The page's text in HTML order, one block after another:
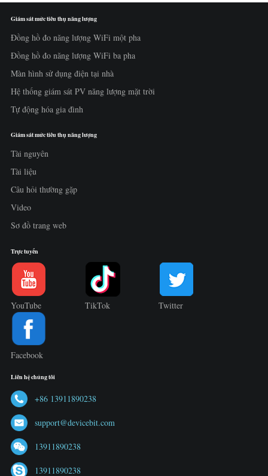
Giám sát mức tiêu thụ năng lượng
Đồng hồ đo năng lượng WiFi một pha
Đồng hồ đo năng lượng WiFi ba pha
Màn hình sử dụng điện tại nhà
Hệ thống giám sát PV năng lượng mặt trời
Tự động hóa gia đình
Giám sát mức tiêu thụ năng lượng
Tài nguyên
Tài liệu
Câu hỏi thường gặp
Video
Sơ đồ trang web
Trực tuyến
YouTube TikTok Twitter
Facebook
Liên hệ chúng tôi
+86 13911890238
support@devicebit.com
13911890238
13911890238